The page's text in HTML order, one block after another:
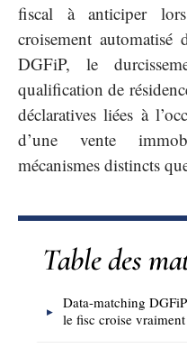
fiscal à anticiper
croisement automatisé
DGFiP, le
qualification de
déclaratives liées à
d’une vente
mécanismes distincts
Table des
Data-matching
le fisc croise vraiment